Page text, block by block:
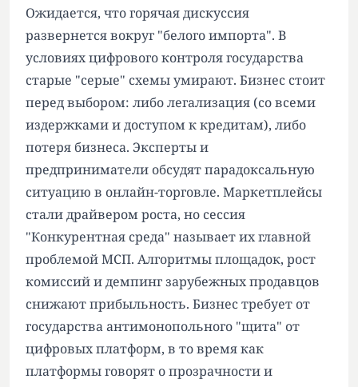
Ожидается, что горячая дискуссия
развернется вокруг "белого импорта". В
условиях цифрового контроля государства
старые "серые" схемы умирают. Бизнес стоит
перед выбором: либо легализация (со всеми
издержками и доступом к кредитам), либо
потеря бизнеса. Эксперты и
предприниматели обсудят парадоксальную
ситуацию в онлайн-торговле. Маркетплейсы
стали драйвером роста, но сессия
"Конкурентная среда" называет их главной
проблемой МСП. Алгоритмы площадок, рост
комиссий и демпинг зарубежных продавцов
снижают прибыльность. Бизнес требует от
государства антимонопольного "щита" от
цифровых платформ, в то время как
платформы говорят о прозрачности и